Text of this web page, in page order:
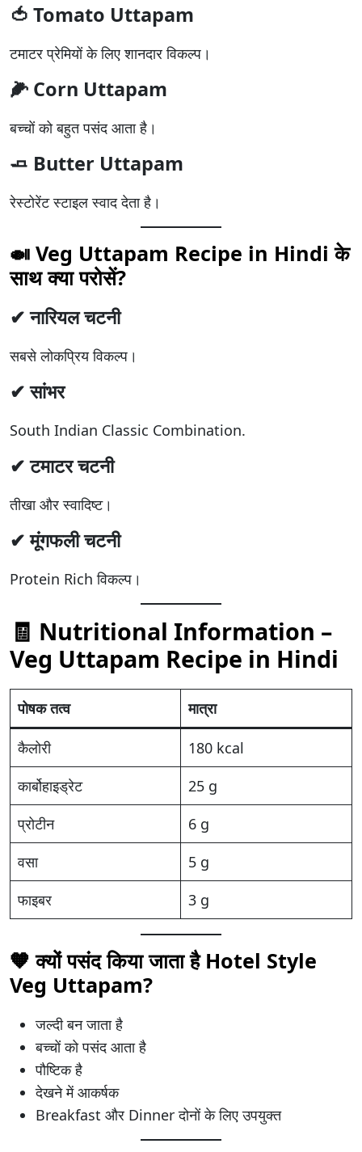
🍅 Tomato Uttapam
टमाटर प्रेमियों के लिए शानदार विकल्प।
🌽 Corn Uttapam
बच्चों को बहुत पसंद आता है।
🧈 Butter Uttapam
रेस्टोरेंट स्टाइल स्वाद देता है।
🍛 Veg Uttapam Recipe in Hindi के
साथ क्या परोसें?
✔ नारियल चटनी
सबसे लोकप्रिय विकल्प।
✔ सांभर
South Indian Classic Combination.
✔ टमाटर चटनी
तीखा और स्वादिष्ट।
✔ मूंगफली चटनी
Protein Rich विकल्प।
🧾 Nutritional Information –
Veg Uttapam Recipe in Hindi
पोषक तत्व मात्रा
कैलोरी
180 kcal
कार्बोहाइड्रेट
25 g
प्रोटीन
6 g
वसा
5 g
फाइबर
3 g
🧡 क्यों पसंद किया जाता है Hotel Style
Veg Uttapam?
जल्दी बन जाता है
बच्चों को पसंद आता है
पौष्टिक है
देखने में आकर्षक
Breakfast और Dinner दोनों के लिए उपयुक्त